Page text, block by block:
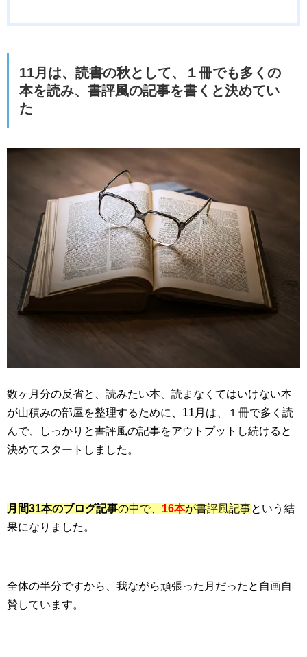
11月は、読書の秋として、１冊でも多くの
本を読み、書評風の記事を書くと決めてい
た
数ヶ月分の反省と、読みたい本、読まなくてはいけない本
が山積みの部屋を整理するために、11月は、１冊で多く読
んで、しっかりと書評風の記事をアウトプットし続けると
決めてスタートしました。
月間31本のブログ記事の中で、 16本が書評風記事という結
果になりました。
全体の半分ですから、我ながら頑張った月だったと自画自
賛しています。